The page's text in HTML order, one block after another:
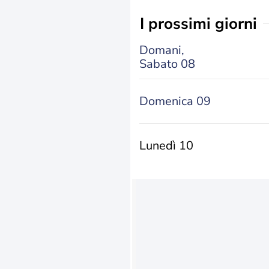
i prossimi giorni
Domani,
Sabato 08
Domenica 09
Lunedì 10